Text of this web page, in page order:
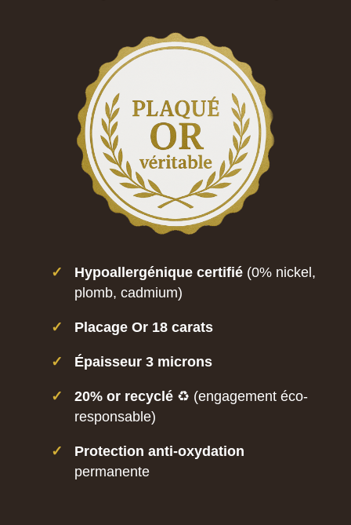
✓ Hypoallergénique certifié(0% nickel,
plomb, cadmium)
✓ Placage Or 18 carats
✓ Épaisseur 3 microns
✓ 20% or recyclé♻️ (engagement éco-
responsable)
✓
Protection anti-oxydation
permanente